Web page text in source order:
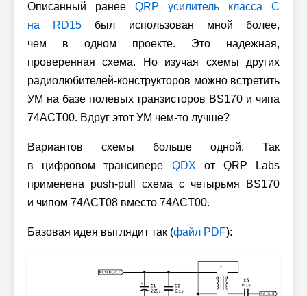
Описанный ранее QRP усилитель класса C
на RD15 был использован мной более,
чем в одном проекте. Это надежная,
проверенная схема. Но изучая схемы других
радиолюбителей-конструкторов можно встретить
УМ на базе полевых транзисторов BS170 и чипа
74ACT00. Вдруг этот УМ чем-то лучше?
Вариантов схемы больше одной. Так
в цифровом трансивере QDX от QRP Labs
применена push-pull схема с четырьмя BS170
и чипом 74ACT08 вместо 74ACT00.
Базовая идея выглядит так (файл PDF):